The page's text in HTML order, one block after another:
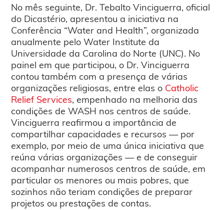
No mês seguinte, Dr. Tebalto Vinciguerra, oficial
do Dicastério, apresentou a iniciativa na
Conferência “Water and Health”, organizada
anualmente pelo Water Institute da
Universidade da Carolina do Norte (UNC). No
painel em que participou, o Dr. Vinciguerra
contou também com a presença de várias
organizações religiosas, entre elas o Catholic
Relief Services, empenhado na melhoria das
condições de WASH nos centros de saúde.
Vinciguerra reafirmou a importância de
compartilhar capacidades e recursos — por
exemplo, por meio de uma única iniciativa que
reúna várias organizações — e de conseguir
acompanhar numerosos centros de saúde, em
particular os menores ou mais pobres, que
sozinhos não teriam condições de preparar
projetos ou prestações de contas.